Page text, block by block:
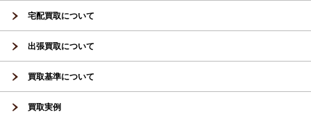
宅配買取について
出張買取について
買取基準について
買取実例